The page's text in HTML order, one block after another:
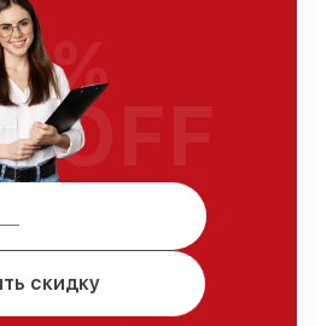
скидку
%
OFF